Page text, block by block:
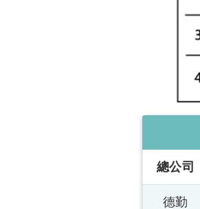
總公司
德勤